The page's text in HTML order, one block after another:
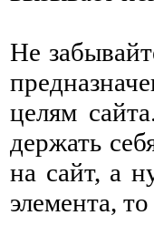
Не
целям
держать
на сайт, а
элемента,